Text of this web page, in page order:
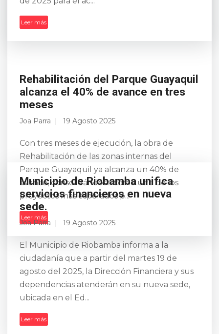
Leer más
Rehabilitación del Parque Guayaquil
alcanza el 40% de avance en tres
meses
Joa Parra 19 Agosto 2025
Con tres meses de ejecución, la obra de
Rehabilitación de las zonas internas del
Parque Guayaquil ya alcanza un 40% de
avance, consolidándose como uno de los
proyectos más esperados p...
Leer más
Municipio de Riobamba unifica
servicios financieros en nueva
sede.
Joa Parra 19 Agosto 2025
El Municipio de Riobamba informa a la
ciudadanía que a partir del martes 19 de
agosto del 2025, la Dirección Financiera y sus
dependencias atenderán en su nueva sede,
ubicada en el Ed...
Leer más